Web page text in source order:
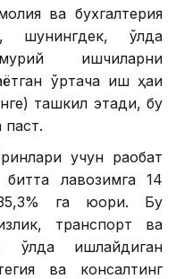
ва бухгалтерия
шунингдек, қўлда
ишчиларни
ўртача иш ҳақи
ташкил этади, бу
паст.
учун рақобат
лавозимга 14
га юқори. Бу
транспорт ва
ишлайдиган
ва консалтинг